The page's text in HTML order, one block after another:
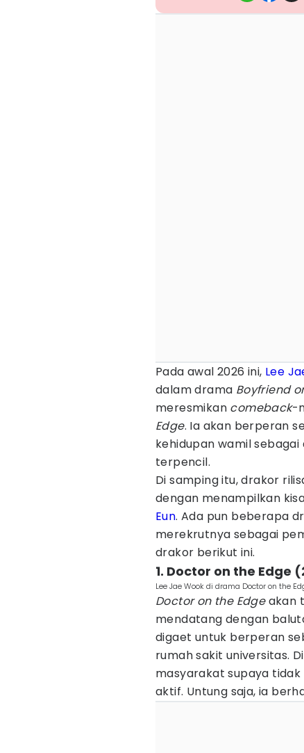
Pada awal 2026 ini, Lee
dalam drama Boyfriend
meresmikan comeback-
Edge. Ia akan berperan
kehidupan wamil
terpencil.
Di samping itu, drakor
dengan menampilkan
Eun. Ada pun beberapa
merekrutnya sebagai
drakor berikut ini.
1. Doctor on the Edge
Lee Jae Wook di drama Doctor on the
Doctor on the Edgeakan
mendatang dengan
digaet untuk berperan
rumah sakit universitas.
masyarakat supaya
aktif. Untung saja, ia